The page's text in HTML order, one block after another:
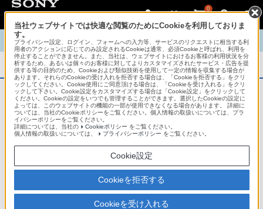
0
TOP 商品概要 商品情報 English 中文
商品概要
アフターサービス
オーバーシーズモデルは、いろいろな国
地域で共通の保証を実施しています。
世界47の国や地域で共通の保証サービスを実施し
ています。
当社ウェブサイトでは快適な閲覧のためにCookieを利用しておりま
す。
プライバシー設定、ログイン、フォームへの入力等、サービスのリクエストに相当する利
用者のアクションに応じてのみ設定されるCookieは通常、必須Cookieと呼ばれ、利用を
停止することができません。また、当社は、ウェブサイトにおけるお客様の利用状況を分
析するため、あるいは個々のお客様に対してよりカスタマイズされたサービス・広告を提
供する等の目的のため、Cookieおよび類似技術を使用して一定の情報を収集する場合が
あります。それらのCookieの受け入れを拒否する場合は、「Cookieを拒否する」をクリ
ックしてください。Cookie使用にご同意頂ける場合は、「Cookieを受け入れる」をクリ
ックして下さい。Cookie設定をカスタマイズする場合は「Cookie設定」をクリックして
ください。Cookieの設定をいつでも管理することができます。選択したCookieの設定に
よっては、このウェブサイトの機能の一部が使用できなくなる場合があります。 詳細に
ついては、当社のCookieポリシーをご覧ください。個人情報の取扱いについては、プラ
イバシーポリシーをご覧ください。
詳細については、当社の
Cookieポリシー をご覧ください。
個人情報の取扱いについては、
プライバシーポリシー をご覧ください。
Cookie設定
Cookieを拒否する
Cookieを受け入れる